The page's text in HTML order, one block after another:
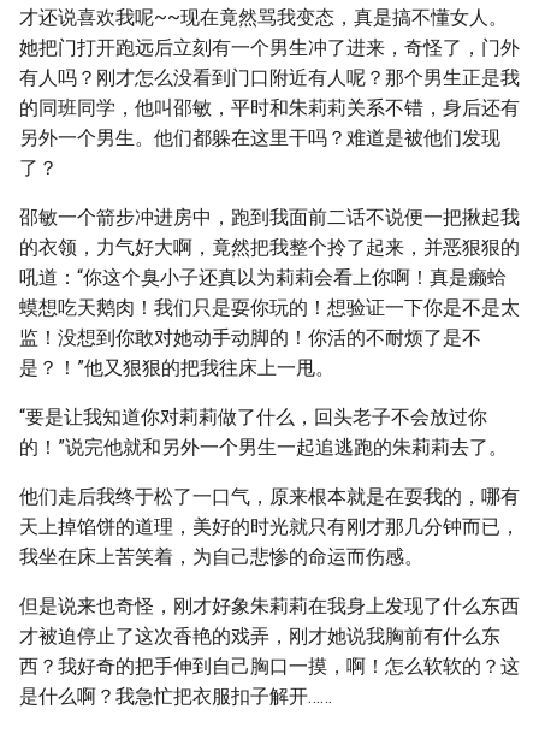
才还说喜欢我呢~~现在竟然骂我变态，真是搞不懂女人。
她把门打开跑远后立刻有一个男生冲了进来，奇怪了，门外
有人吗？刚才怎么没看到门口附近有人呢？那个男生正是我
的同班同学，他叫邵敏，平时和朱莉莉关系不错，身后还有
另外一个男生。他们都躲在这里干吗？难道是被他们发现
了？
邵敏一个箭步冲进房中，跑到我面前二话不说便一把揪起我
的衣领，力气好大啊，竟然把我整个拎了起来，并恶狠狠的
吼道：“你这个臭小子还真以为莉莉会看上你啊！真是癞蛤
蟆想吃天鹅肉！我们只是耍你玩的！想验证一下你是不是太
监！没想到你敢对她动手动脚的！你活的不耐烦了是不
是？！”他又狠狠的把我往床上一甩。
“要是让我知道你对莉莉做了什么，回头老子不会放过你
的！”说完他就和另外一个男生一起追逃跑的朱莉莉去了。
他们走后我终于松了一口气，原来根本就是在耍我的，哪有
天上掉馅饼的道理，美好的时光就只有刚才那几分钟而已，
我坐在床上苦笑着，为自己悲惨的命运而伤感。
但是说来也奇怪，刚才好象朱莉莉在我身上发现了什么东西
才被迫停止了这次香艳的戏弄，刚才她说我胸前有什么东
西？我好奇的把手伸到自己胸口一摸，啊！怎么软软的？这
是什么啊？我急忙把衣服扣子解开……